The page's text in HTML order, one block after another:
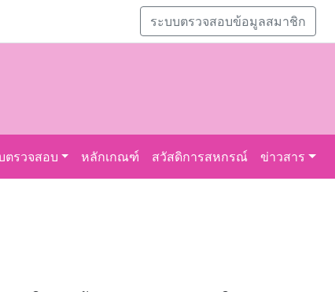
ระบบตรวจสอบข้อมูลสมาชิก
ตรวจสอบ หลักเกณฑ์ สวัสดิการสหกรณ์ ข่าวสาร